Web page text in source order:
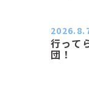
行って
団！